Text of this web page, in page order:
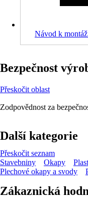
Návod k
Bezpečnost
Přeskočit oblast
Zodpovědnost za
Další kategorie
Přeskočit seznam
Stavebniny
Okapy
Plechové okapy a svody
Zákaznická